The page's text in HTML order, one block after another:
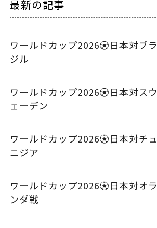
最新の記事
ワールドカップ2026⚽日本対ブラ
ジル
ワールドカップ2026⚽日本対スウ
ェーデン
ワールドカップ2026⚽日本対チュ
ニジア
ワールドカップ2026⚽日本対オラ
ンダ戦